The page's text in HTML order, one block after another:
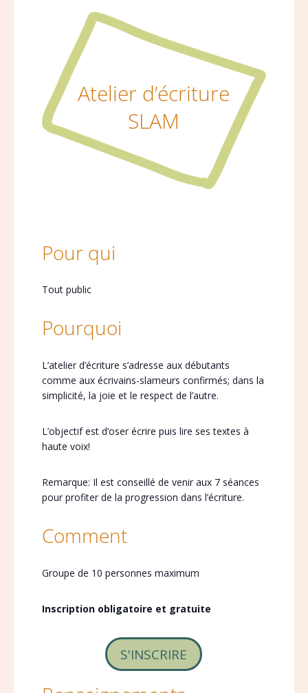
Atelier d’écriture
SLAM
Pour qui
Tout public
Pourquoi
L’atelier d’écriture s’adresse aux débutants
comme aux écrivains-slameurs confirmés; dans la
simplicité, la joie et le respect de l’autre.
L’objectif est d’oser écrire puis lire ses textes à
haute voix!
Remarque: Il est conseillé de venir aux 7 séances
pour profiter de la progression dans l’écriture.
Comment
Groupe de 10 personnes maximum
Inscription obligatoire et gratuite
S'INSCRIRE